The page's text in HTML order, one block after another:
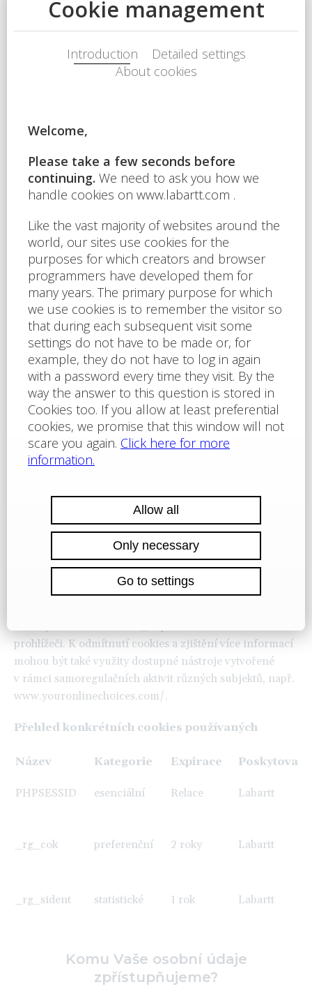
kde je to třeba, Váš dobrovolný souhlas.
naopak zpříjemnit a zkvalitnit využívání webových
stránek a přizpůsobit vzhled a fungování těchto stránek
jakýchkoli citlivých osobních údajů o Vaší osobě.
Naše webové stránky mohou využívat následující
kategorie cookies:
se uskutečňuje na základě našeho oprávněného
zájmu. Tyto cookies zajišťují funkce, bez nichž není
možné webové stránky bezpečně používat, a proto
není pro jejich použití ani třeba Vašeho souhlasu;
Preferenční cookies – jejich použití vyžaduje
Váš předchozí dobrovolný souhlas. Tyto cookies
umožňují, aby si webové stránky zapamatovaly
informace, které mění, jak se webová stránka chová
nebo jak vypadá;
Statistické cookies– jejich použití vyžaduje Váš
předchozí dobrovolný souhlas a slouží pro analýzu
návštěvnosti webových stránek a pro ověření, zda
jsou tyto stránky pro Vás stále zajímavé a neklesá
jejich návštěvnost;
Marketingové cookies– jejich použití vyžaduje
Váš předchozí dobrovolný souhlas a slouží k analýze
chování návštěvníků, k zobrazování relevantní
stranou.
Cookies je možné také kontrolovat nastavením webového
prohlížeče, kde můžete jednotlivé cookies mazat,
blokovat či zcela zakázat jejich použití, lze je také
prohlížeči. K odmítnutí cookies a zjištění více informací
mohou být také využity dostupné nástroje vytvořené
v rámci samoregulačních aktivit různých subjektů, např.
www.youronlinechoices.com/.
Přehled konkrétních cookies používaných
Název Kategorie Expirace
PHPSESSID esenciální Relace Labartt
_rg_cok preferenční 2 roky Labartt
_rg_sident statistické 1 rok Labartt
Komu Vaše osobní údaje
zpřístupňujeme?